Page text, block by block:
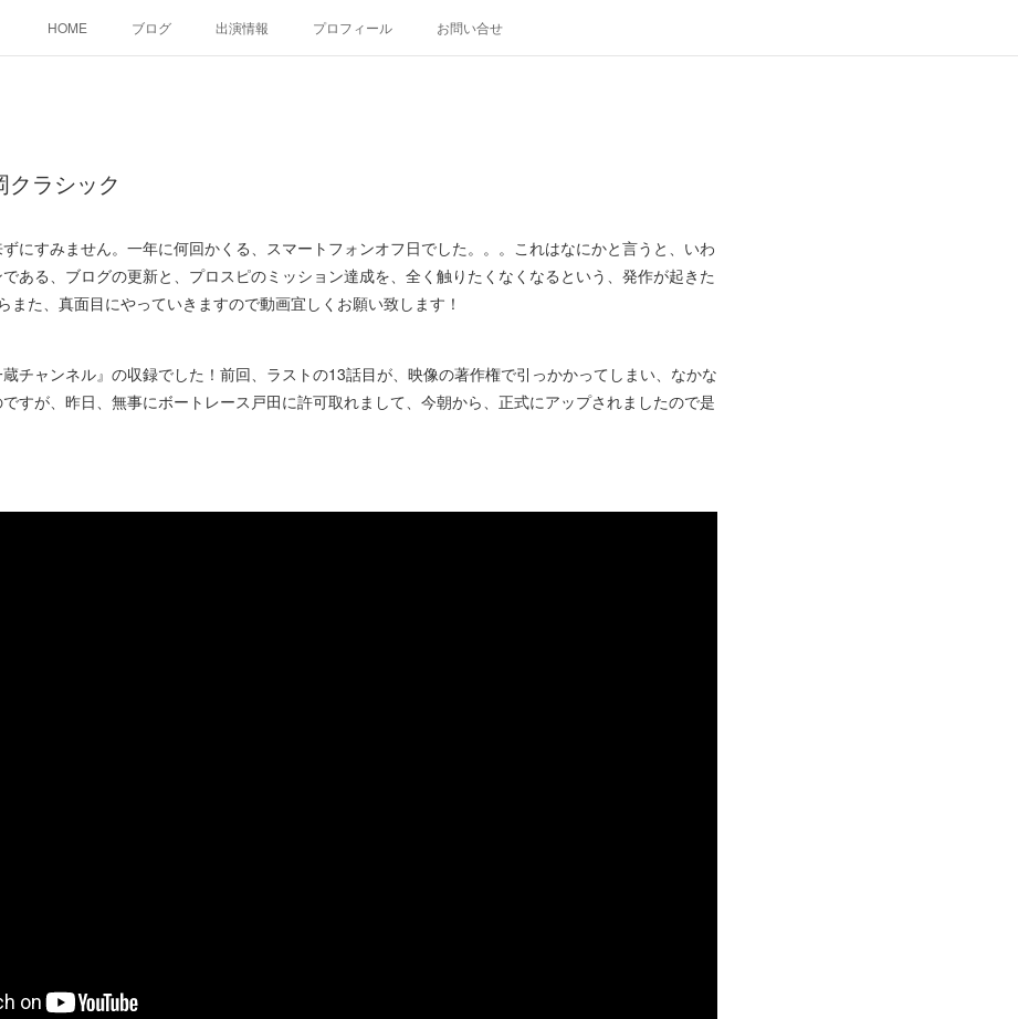
HOME ブログ 出演情報 プロフィール お問い合せ
クラシック
にすみません。一年に何回かくる、スマートフォンオフ日でした。。。これはなにかと言うと、いわ
ある、ブログの更新と、プロスピのミッション達成を、全く触りたくなくなるという、発作が起きた
また、真面目にやっていきますので動画宜しくお願い致します！
チャンネル』の収録でした！前回、ラストの13話目が、映像の著作権で引っかかってしまい、なかな
すが、昨日、無事にボートレース戸田に許可取れまして、今朝から、正式にアップされましたので是